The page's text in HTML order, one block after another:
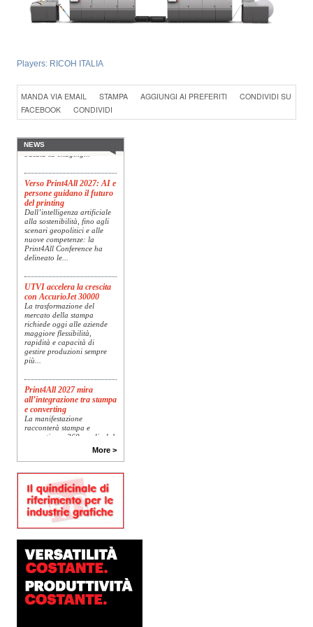
Players: RICOH ITALIA
MANDA VIA EMAIL STAMPA AGGIUNGI AI PREFERITI
CONDIVIDI SU
FACEBOOK
CONDIVIDI
NEWS
Konica Minolta presenta
Specim RETEX
riferimento a livello globale
nelle soluzioni di imaging,
una soluzione completa
basata su imaging...
Verso Print4All 2027: AI e
persone guidano il futuro
del printing
Dall’intelligenza artificiale
alla sostenibilità, fino agli
scenari geopolitici e alle
nuove competenze: la
Print4All Conference ha
delineato le...
UTVI accelera la crescita
con AccurioJet 30000
La trasformazione del
mercato della stampa
richiede oggi alle aziende
maggiore flessibilità,
rapidità e capacità di
gestire produzioni sempre
più...
Print4All 2027 mira
all’integrazione tra stampa
e converting
La manifestazione
racconterà stampa e
converting a 360 gradi: dal
applicazioni industriali, fino
Platinum Technologies
presenta SIGNATURE
Flatbed
Dopo anni di ricerca,
esigenze produttive del
mercato, Platinum
Technologies, centro
europeo di ricerca e...
More >